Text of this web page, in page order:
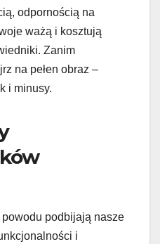
odpornością na
ważą i kosztują
Zanim
na pełen obraz –
i minusy.
podbijają nasze
i